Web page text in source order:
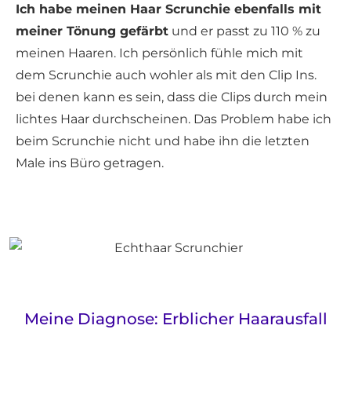
Ich habe meinen Haar Scrunchie ebenfalls mit
meiner Tönung gefärbt und er passt zu 110 % zu
meinen Haaren. Ich persönlich fühle mich mit
dem Scrunchie auch wohler als mit den Clip Ins.
bei denen kann es sein, dass die Clips durch mein
lichtes Haar durchscheinen. Das Problem habe ich
beim Scrunchie nicht und habe ihn die letzten
Male ins Büro getragen.
Meine Diagnose: Erblicher Haarausfall